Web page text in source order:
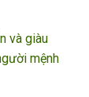
và giàu
mệnh